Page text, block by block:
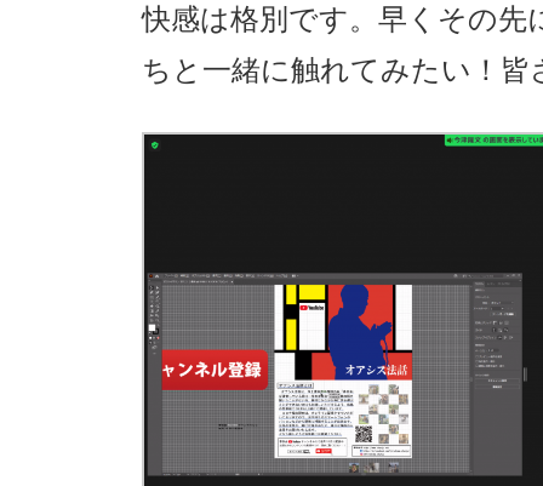
快感は格別です。早くその
ちと一緒に触れてみたい！皆